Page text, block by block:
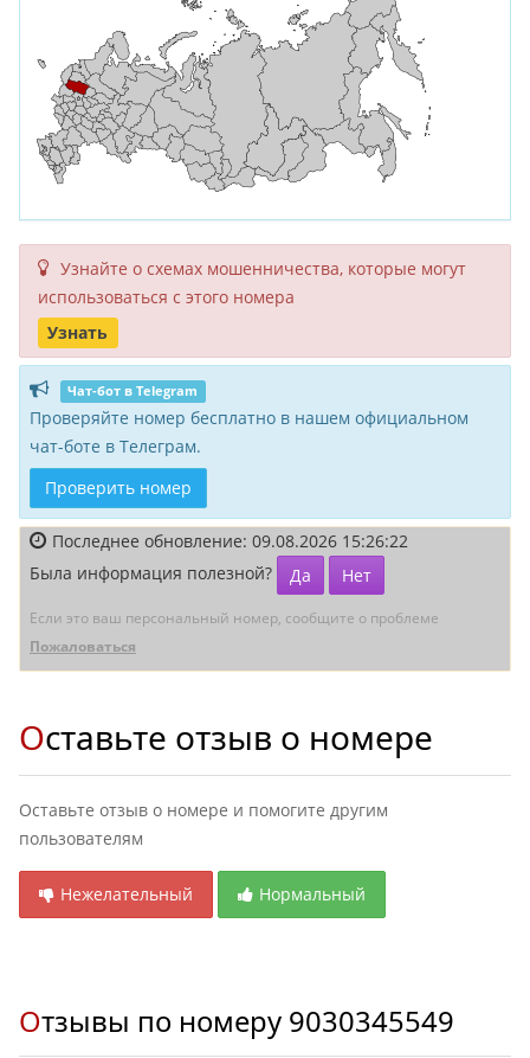
Узнайте о схемах мошенни­чества, кото­рые могут
исполь­зоваться с этого номера
Узнать
Чат-бот в Telegram
Проверяйте номер бесплатно в нашем официальном
чат-боте в Телеграм.
Проверить номер
Последнее обновление: 09.08.2026 15:26:22
Была информация полезной?
Да Нет
Если это ваш персональный номер, сообщите о проблеме
Пожаловаться
Оставьте отзыв о номере
Оставьте отзыв о номере и помогите другим
пользователям
Нежелательный Нормальный
Отзывы по номеру 9030345549